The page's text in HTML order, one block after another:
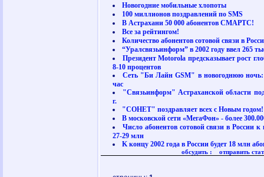
Новогодние мобильные хлопоты
100 миллионов поздравлений по SMS
В Астрахани 50 000 абонентов СМАРТС!
Все за рейтингом!
Количество абонентов сотовой связи в
“Уралсвязьинформ” в 2002 году ввел 265
Президент Motorola предсказывает рост
8-10 процентов
Сеть "Би Лайн GSM" в новогоднюю ночь:
час
"Связьинформ" Астраханской области
г.
"СОНЕТ" поздравляет всех с Новым годом!
В московской сети «МегаФон» - более
Число абонентов сотовой связи в России
27-29 млн
K концу 2002 года в России будет 18 млн
обсудить : отправить